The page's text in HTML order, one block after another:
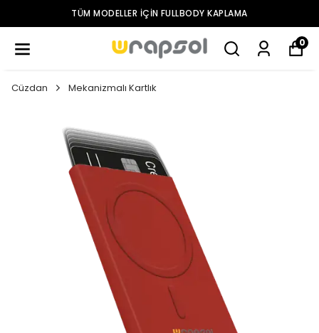
TÜM MODELLER IÇIN FULLBODY KAPLAMA
0
Cüzdan Mekanizmalı Kartlık